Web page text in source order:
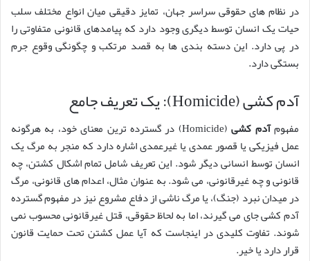
در نظام های حقوقی سراسر جهان، تمایز دقیقی میان انواع مختلف سلب
حیات یک انسان توسط دیگری وجود دارد که پیامدهای قانونی متفاوتی را
در پی دارد. این دسته بندی ها به قصد مرتکب و چگونگی وقوع جرم
بستگی دارد.
آدم کشی (Homicide): یک تعریف جامع
مفهومآدم کشی
(Homicide) در گسترده ترین معنای خود، به هرگونه
عمل فیزیکی یا قصور عمدی یا غیرعمدی اشاره دارد که منجر به مرگ یک
انسان توسط انسانی دیگر شود. این تعریف شامل تمام اشکال کشتن، چه
قانونی و چه غیرقانونی، می شود. به عنوان مثال، اعدام های قانونی، مرگ
در میدان نبرد (جنگ)، یا مرگ ناشی از دفاع مشروع نیز در مفهوم گسترده
آدم کشی جای می گیرند، اما به لحاظ حقوقی، قتل غیرقانونی محسوب نمی
شوند. تفاوت کلیدی در اینجاست که آیا عمل کشتن تحت حمایت قانون
قرار دارد یا خیر.